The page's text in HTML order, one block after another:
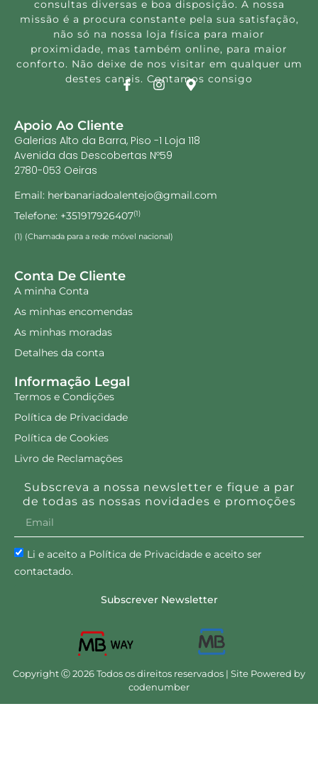
consultas diversas e boa disposição. A nossa
missão é a procura constante pela sua satisfação,
não só na nossa loja física para maior
proximidade, mas também online, para maior
conforto. Não deixe de nos visitar em qualquer um
destes canais. Contamos consigo
Apoio Ao Cliente
Galerias Alto da Barra, Piso -1 Loja 118
Avenida das Descobertas Nº59
2780-053 Oeiras
Email: herbanariadoalentejo@gmail.com
Telefone: +351917926407(1)
(1) (Chamada para a rede móvel nacional)
Conta De Cliente
A minha Conta
As minhas encomendas
As minhas moradas
Detalhes da conta
Informação Legal
Termos e Condições
Política de Privacidade
Política de Cookies
Livro de Reclamações
Subscreva a nossa newsletter e fique a par
de todas as nossas novidades e promoções
Li e aceito a Política de Privacidade e aceito ser
contactado.
Subscrever Newsletter
Copyright Ⓒ 2026 Todos os direitos reservados | Site Powered by
codenumber